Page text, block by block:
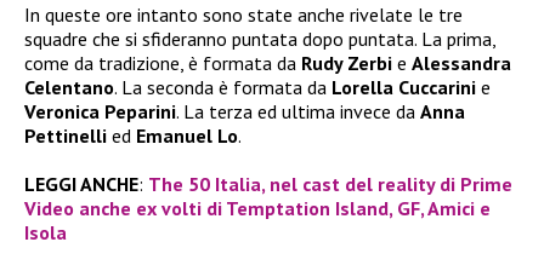
In queste ore intanto sono state anche rivelate le tre
squadre che si sfideranno puntata dopo puntata. La prima,
come da tradizione, è formata da Rudy Zerbi e Alessandra
Celentano. La seconda è formata da Lorella Cuccarini e
Veronica Peparini. La terza ed ultima invece da Anna
Pettinelli ed Emanuel Lo.
LEGGI ANCHE: The 50 Italia, nel cast del reality di Prime
Video anche ex volti di Temptation Island, GF, Amici e
Isola